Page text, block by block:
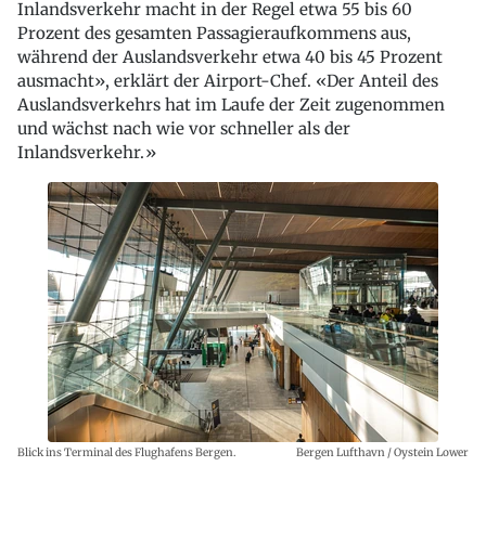
Inlandsverkehr macht in der Regel etwa 55 bis 60
Prozent des gesamten Passagieraufkommens aus,
während der Auslandsverkehr etwa 40 bis 45 Prozent
ausmacht», erklärt der Airport-Chef. «Der Anteil des
Auslandsverkehrs hat im Laufe der Zeit zugenommen
und wächst nach wie vor schneller als der
Inlandsverkehr.»
Blick ins Terminal des Flughafens Bergen. Bergen Lufthavn / Oystein Lower